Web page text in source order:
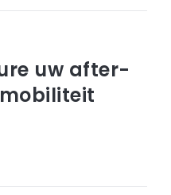
uw after-